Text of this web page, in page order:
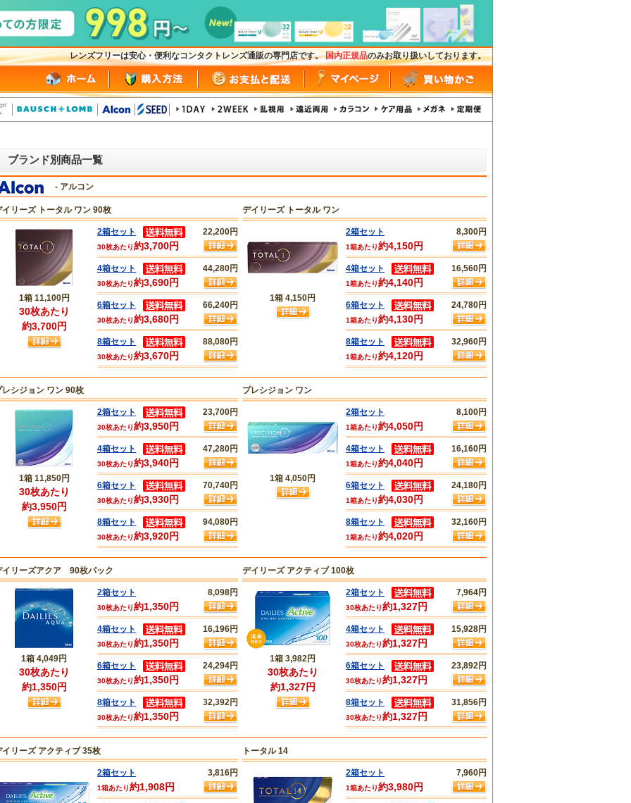
レンズフリーは安心・便利なコンタクトレンズ通販の専門店です。国内正規品のみお取り扱いしております。
ブランド別商品一覧
- アルコン
イリーズ トータル ワン 90枚
1箱 11,100円
30枚あたり
約3,700円
2箱セット 22,200円
30枚あたり約3,700円
4箱セット 44,280円
30枚あたり約3,690円
6箱セット 66,240円
30枚あたり約3,680円
8箱セット 88,080円
30枚あたり約3,670円
デイリーズ トータル ワン
1箱 4,150円
2箱セット 8,300円
1箱あたり約4,150円
4箱セット 16,560円
1箱あたり約4,140円
6箱セット 24,780円
1箱あたり約4,130円
8箱セット 32,960円
1箱あたり約4,120円
レシジョン ワン 90枚
1箱 11,850円
30枚あたり
約3,950円
2箱セット 23,700円
30枚あたり約3,950円
4箱セット 47,280円
30枚あたり約3,940円
6箱セット 70,740円
30枚あたり約3,930円
8箱セット 94,080円
30枚あたり約3,920円
プレシジョン ワン
1箱 4,050円
2箱セット 8,100円
1箱あたり約4,050円
4箱セット 16,160円
1箱あたり約4,040円
6箱セット 24,180円
1箱あたり約4,030円
8箱セット 32,160円
1箱あたり約4,020円
イリーズアクア 90枚パック
1箱 4,049円
30枚あたり
約1,350円
2箱セット 8,098円
30枚あたり約1,350円
4箱セット 16,196円
30枚あたり約1,350円
6箱セット 24,294円
30枚あたり約1,350円
8箱セット 32,392円
30枚あたり約1,350円
デイリーズ アクティブ 100枚
1箱 3,982円
30枚あたり
約1,327円
2箱セット 7,964円
30枚あたり約1,327円
4箱セット 15,928円
30枚あたり約1,327円
6箱セット 23,892円
30枚あたり約1,327円
8箱セット 31,856円
30枚あたり約1,327円
イリーズ アクティブ 35枚
2箱セット 3,816円
1箱あたり約1,908円
トータル 14
2箱セット 7,960円
1箱あたり約3,980円